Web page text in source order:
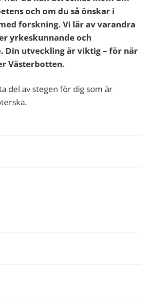
och om du så önskar i
forskning. Vi lär av varandra
yrkeskunnande och
Din utveckling är viktig – för när
Västerbotten.
del av stegen för dig som är